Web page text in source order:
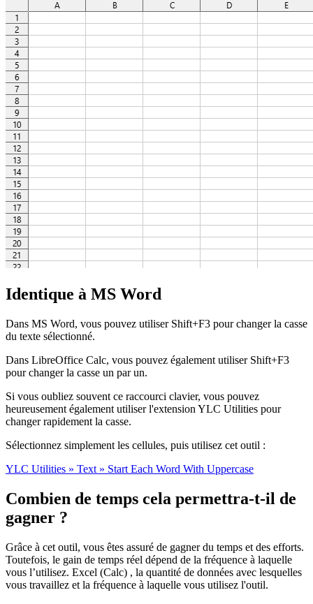
Identique à MS Word
Dans MS Word, vous pouvez utiliser Shift+F3 pour changer la casse
du texte sélectionné.
Dans LibreOffice Calc, vous pouvez également utiliser Shift+F3
pour changer la casse un par un.
Si vous oubliez souvent ce raccourci clavier, vous pouvez
heureusement également utiliser l'extension YLC Utilities pour
changer rapidement la casse.
Sélectionnez simplement les cellules, puis utilisez cet outil :
YLC Utilities » Text » Start Each Word With Uppercase
Combien de temps cela permettra-t-il de
gagner ?
Grâce à cet outil, vous êtes assuré de gagner du temps et des efforts.
Toutefois, le gain de temps réel dépend de la fréquence à laquelle
vous l’utilisez. Excel (Calc) , la quantité de données avec lesquelles
vous travaillez et la fréquence à laquelle vous utilisez l'outil.